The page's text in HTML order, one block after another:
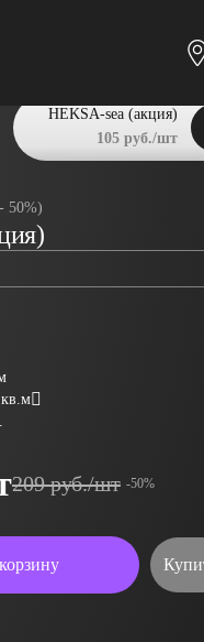
50%)
209 руб./шт -50%
HEKSA-sea (акция)
105 руб./шт